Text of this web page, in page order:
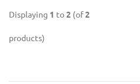
Displaying 1 to2 (of2
products)